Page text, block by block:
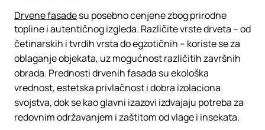
Drvene fasadesu posebno cenjene zbog prirodne
topline i autentičnog izgleda. Različite vrste drveta – od
četinarskih i tvrdih vrsta do egzotičnih – koriste se za
oblaganje objekata, uz mogućnost različitih završnih
obrada. Prednosti drvenih fasada su ekološka
vrednost, estetska privlačnost i dobra izolaciona
svojstva, dok se kao glavni izazovi izdvajaju potreba za
redovnim održavanjem i zaštitom od vlage i insekata.